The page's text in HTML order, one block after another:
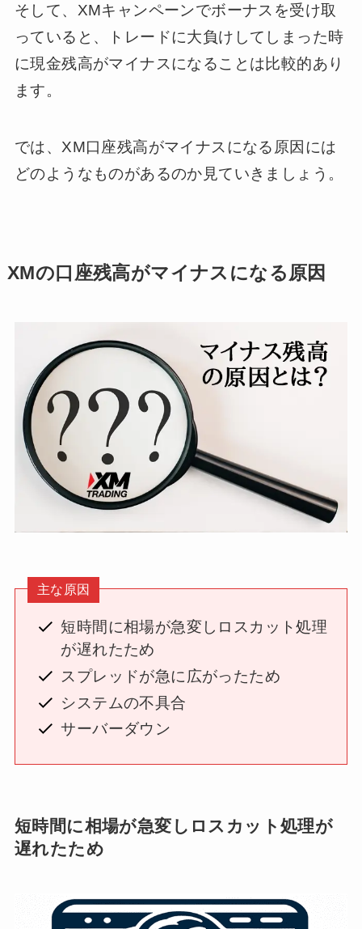
そして、XMキャンペーンでボーナスを受け取
っていると、トレードに大負けしてしまった時
に現金残高がマイナスになることは比較的あり
ます。
では、XM口座残高がマイナスになる原因には
どのようなものがあるのか見ていきましょう。
XMの口座残高がマイナスになる原因
主な原因
短時間に相場が急変しロスカット処理
が遅れたため
スプレッドが急に広がったため
システムの不具合
サーバーダウン
短時間に相場が急変しロスカット処理が
遅れたため